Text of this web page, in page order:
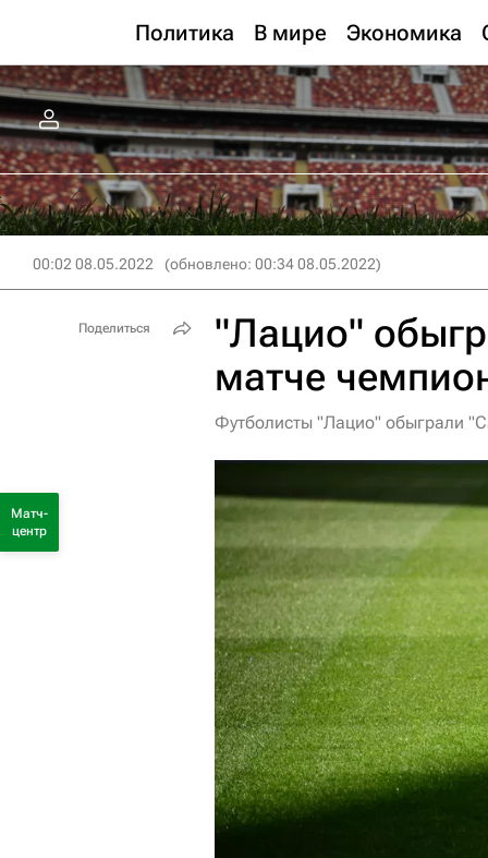
Политика В мире Экономика
00:02 08.05.2022 (обновлено: 00:34 08.05.2022)
"Лацио"
матче
Футболисты "Лацио" обыграли
Поделиться
Матч-
центр